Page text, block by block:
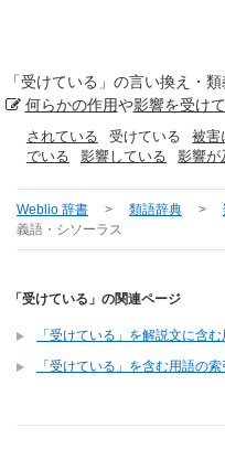
「受けている 」の言い換え・
何らかの作用や影響を受け
されている 受けている 被害
でいる
影響している 影響が
Weblio 辞書 > 類語辞典 >
義語・シソーラス
「受けている」の関連ページ
「受けている」を解説文に含
「受けている」を含む用語の索